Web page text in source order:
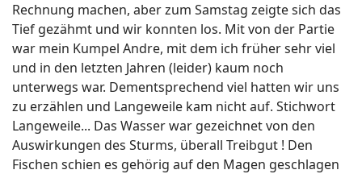
Rechnung machen, aber zum Samstag zeigte sich das
Tief gezähmt und wir konnten los. Mit von der Partie
war mein Kumpel Andre, mit dem ich früher sehr viel
und in den letzten Jahren (leider) kaum noch
unterwegs war. Dementsprechend viel hatten wir uns
zu erzählen und Langeweile kam nicht auf. Stichwort
Langeweile... Das Wasser war gezeichnet von den
Auswirkungen des Sturms, überall Treibgut ! Den
Fischen schien es gehörig auf den Magen geschlagen